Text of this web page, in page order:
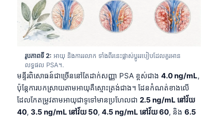
រូបភាពទី 2: អាយុ និងការរលាក ទាំងពីរនេះផ្លាស់ប្តូររបៀបដែលគួរអាន
លទ្ធផល PSA។.
មន្ទីរពិសោធន៍ជាច្រើននៅតែដាក់សញ្ញា PSA ខ្ពស់ជាង 4.0 ng/mL,
ប៉ុន្តែការបកស្រាយតាមអាយុគឺស្មោះត្រង់ជាង។ ដែនកំណត់ខាងលើ
ដែលកែតម្រូវតាមអាយុជាទូទៅមានប្រហែលជា 2.5 ng/mL នៅវ័យ
40, 3.5 ng/mL នៅវ័យ 50, 4.5 ng/mL នៅវ័យ 60, និង 6.5